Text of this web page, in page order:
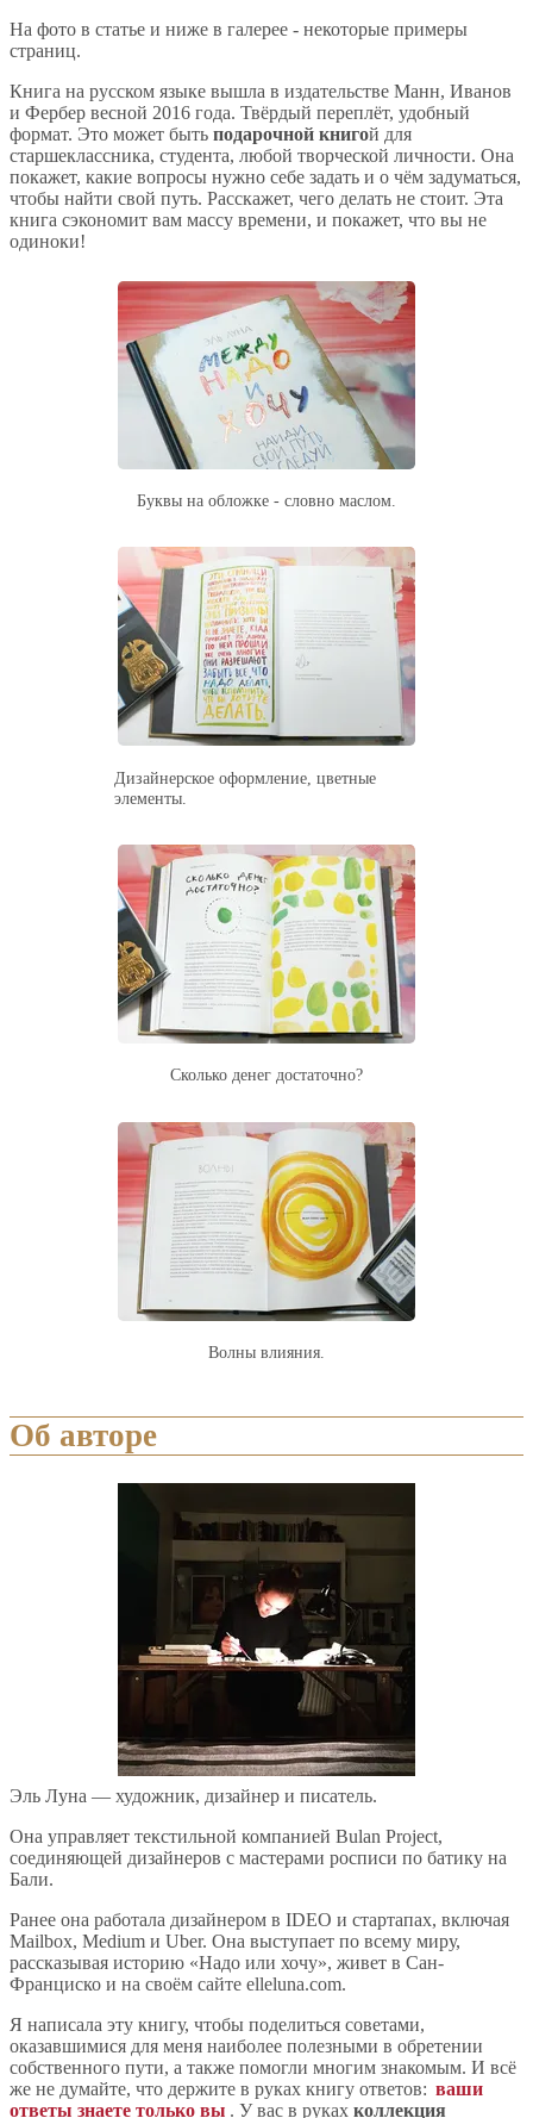
На фото в статье и ниже в галерее - некоторые примеры
страниц.
Книга на русском языке вышла в издательстве Манн, Иванов
и Фербер весной 2016 года. Твёрдый переплёт, удобный
формат. Это может быть подарочной книгой для
старшеклассника, студента, любой творческой личности. Она
покажет, какие вопросы нужно себе задать и о чём задуматься,
чтобы найти свой путь. Расскажет, чего делать не стоит. Эта
книга сэкономит вам массу времени, и покажет, что вы не
одиноки!
Буквы на обложке - словно маслом.
Дизайнерское оформление, цветные
элементы.
Сколько денег достаточно?
Волны влияния.
Об авторе
Эль Луна — художник, дизайнер и писатель.
Она управляет текстильной компанией Bulan Project,
соединяющей дизайнеров с мастерами росписи по батику на
Бали.
Ранее она работала дизайнером в IDEO и стартапах, включая
Mailbox, Medium и Uber. Она выступает по всему миру,
рассказывая историю «Надо или хочу», живет в Сан-
Франциско и на своём сайте elleluna.com.
Я написала эту книгу, чтобы поделиться советами,
оказавшимися для меня наиболее полезными в обретении
собственного пути, а также помогли многим знакомым. И всё
же не думайте, что держите в руках книгу ответов: ваши
ответы знаете только вы . У вас в руках коллекция